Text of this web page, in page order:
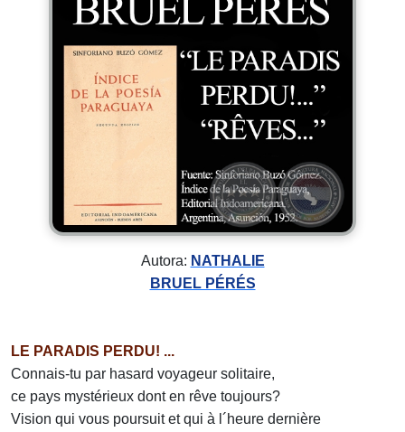
Autora: NATHALIE
BRUEL PÉRÉS
LE PARADIS PERDU! ...
Connais-tu par hasard voyageur solitaire,
ce pays mystérieux dont en rêve toujours?
Vision qui vous poursuit et qui à l´heure dernière